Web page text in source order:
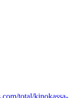
total/kinokassa-